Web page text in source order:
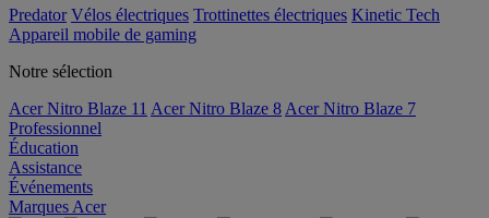
Predator Vélos électriques Trottinettes électriques Kinetic Tech
Appareil mobile de gaming
Notre sélection
Acer Nitro Blaze 11 Acer Nitro Blaze 8 Acer Nitro Blaze 7
Professionnel
Éducation
Assistance
Événements
Marques Acer